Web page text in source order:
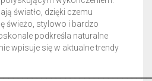
światło, dzięki czemu
świeżo, stylowo i bardzo
podkreśla naturalne
wpisuje się w aktualne trendy